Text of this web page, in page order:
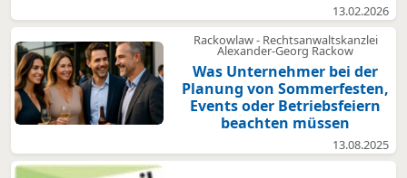
13.02.2026
Rackowlaw - Rechtsanwaltskanzlei
Alexander-Georg Rackow
Was Unternehmer bei der
Planung von Sommerfesten,
Events oder Betriebsfeiern
beachten müssen
13.08.2025